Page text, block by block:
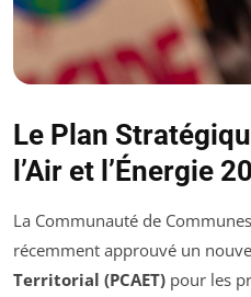
Le Plan
l’Air et l’Énergie
La Communauté de
récemment approuvé un
Territorial (PCAET) pour les